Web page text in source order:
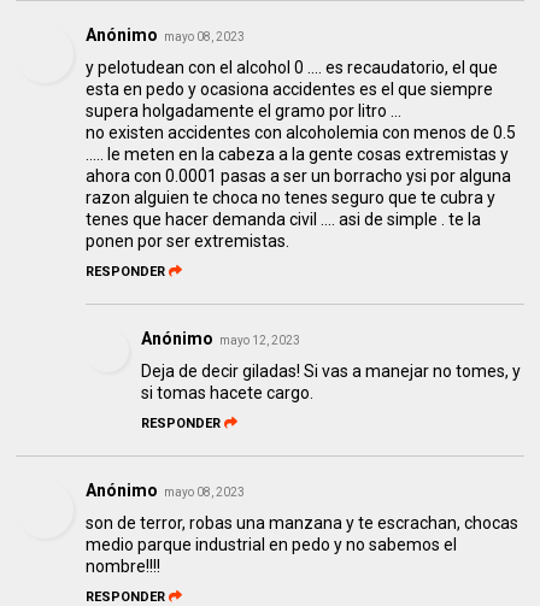
Anónimo mayo 08, 2023
y pelotudean con el alcohol 0 .... es recaudatorio, el que
esta en pedo y ocasiona accidentes es el que siempre
supera holgadamente el gramo por litro ...
no existen accidentes con alcoholemia con menos de 0.5
..... le meten en la cabeza a la gente cosas extremistas y
ahora con 0.0001 pasas a ser un borracho ysi por alguna
razon alguien te choca no tenes seguro que te cubra y
tenes que hacer demanda civil .... asi de simple . te la
ponen por ser extremistas.
RESPONDER
Anónimo mayo 12, 2023
Deja de decir giladas! Si vas a manejar no tomes, y
si tomas hacete cargo.
RESPONDER
Anónimo mayo 08, 2023
son de terror, robas una manzana y te escrachan, chocas
medio parque industrial en pedo y no sabemos el
nombre!!!!
RESPONDER